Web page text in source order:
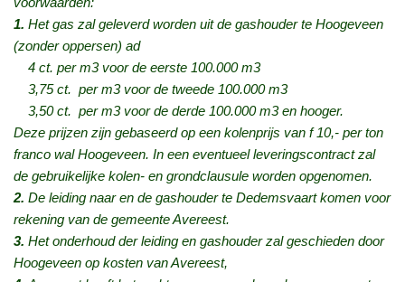
1. Het gas zal geleverd worden uit de gashouder te Hoogeveen
(zonder oppersen) ad
4 ct. per m3 voor de eerste 100.000 m3
3,75 ct. per m3 voor de tweede 100.000 m3
3,50 ct. per m3 voor de derde 100.000 m3 en hooger.
Deze prijzen zijn gebaseerd op een kolenprijs van f 10,- per ton
franco wal Hoogeveen. In een eventueel leveringscontract zal
de gebruikelijke kolen- en grondclausule worden opgenomen.
2. De leiding naar en de gashouder te Dedemsvaart komen voor
rekening van de gemeente Avereest.
3. Het onderhoud der leiding en gashouder zal geschieden door
Hoogeveen op kosten van Avereest,